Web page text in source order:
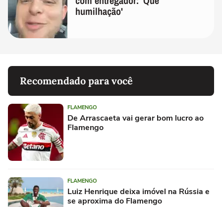
humilhação'
Recomendado para você
FLAMENGO
De Arrascaeta vai gerar bom lucro ao
Flamengo
FLAMENGO
Luiz Henrique deixa imóvel na Rússia e
se aproxima do Flamengo